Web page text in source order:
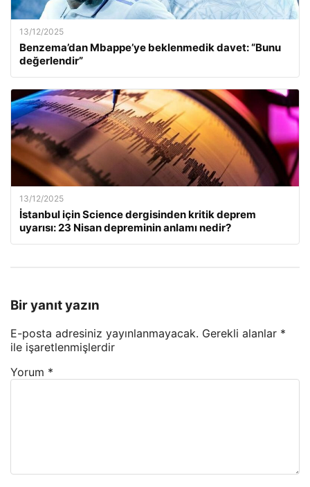
13/12/2025
Benzema’dan Mbappe’ye beklenmedik davet: “Bunu
değerlendir”
13/12/2025
İstanbul için Science dergisinden kritik deprem
uyarısı: 23 Nisan depreminin anlamı nedir?
Bir yanıt yazın
E-posta adresiniz yayınlanmayacak. Gerekli alanlar *
ile işaretlenmişlerdir
Yorum *